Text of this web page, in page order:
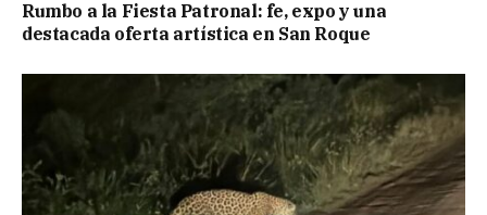
Rumbo a la Fiesta Patronal: fe, expo y una
destacada oferta artística en San Roque